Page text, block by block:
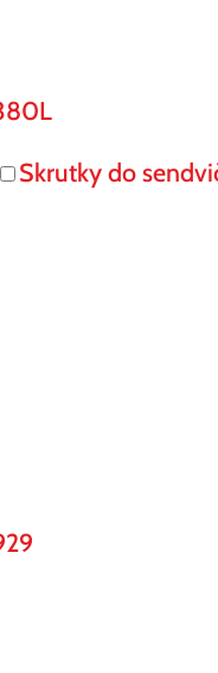
Skrutky do